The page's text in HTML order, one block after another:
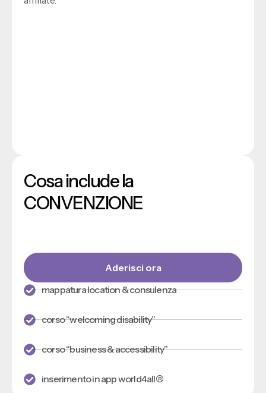
Cosa include la
CONVENZIONE
Aderisci ora
mappatura location & consulenza
corso “welcoming disability”
corso “business & accessibility”
inserimento in app world4all®